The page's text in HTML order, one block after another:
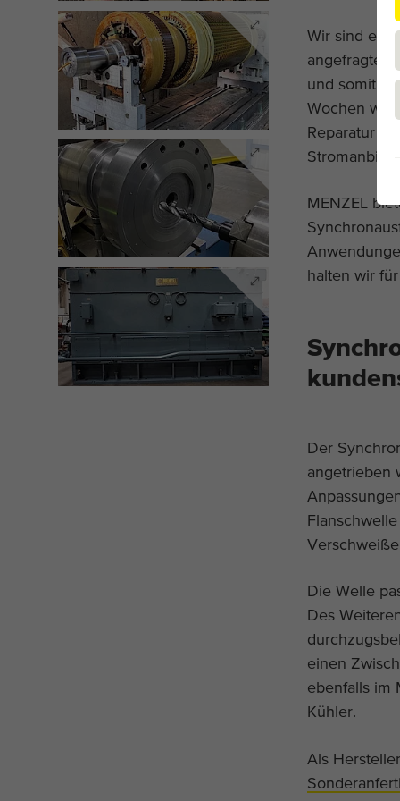
Wir sind
angefragte
und somit
Wochen war
Reparatur
MENZEL
halten wir
Der
angetrieben
Die Welle
Des
einen
ebenfalls im
Kühler.
Als